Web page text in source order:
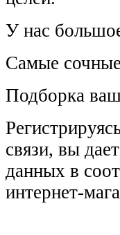
У нас
Самые
Подборка
связи, вы
данных в
интернет-